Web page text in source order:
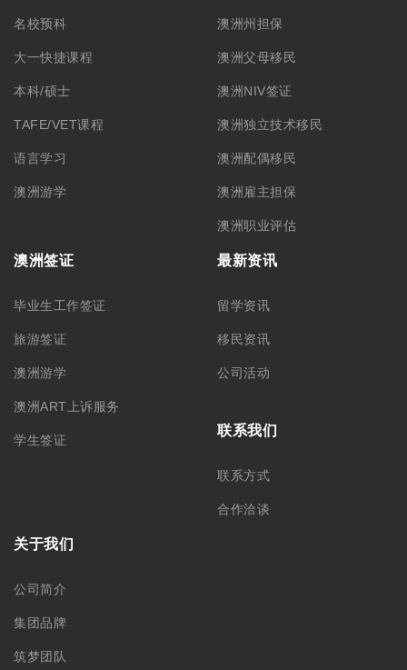
名校预科
大一快捷课程
本科/硕士
TAFE/VET课程
语言学习
澳洲游学
澳洲州担保
澳洲父母移民
澳洲NIV签证
澳洲独立技术移民
澳洲配偶移民
澳洲雇主担保
澳洲职业评估
澳洲签证
毕业生工作签证
旅游签证
澳洲游学
澳洲ART上诉服务
学生签证
最新资讯
留学资讯
移民资讯
公司活动
联系我们
联系方式
合作洽谈
关于我们
公司简介
集团品牌
筑梦团队